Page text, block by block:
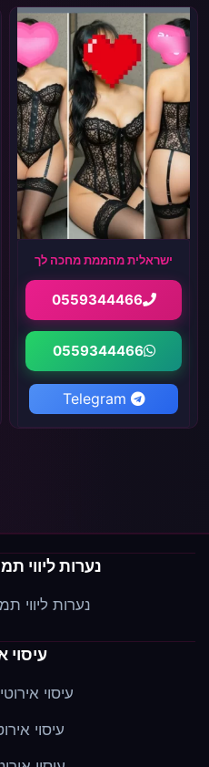
ישראלית מהממת מחכה לך
0559344466
0559344466
נערות ליווי
נערות ליווי
עיסוי
עיסוי
עיסוי